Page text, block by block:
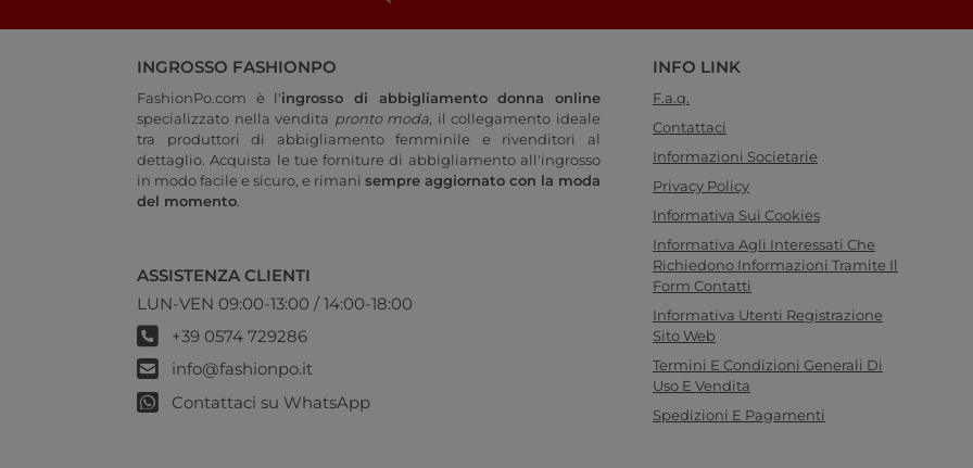
INGROSSO FASHIONPO
FashionPo.com è l'ingrosso di abbigliamento donna online
specializzato nella vendita pronto moda , il collegamento ideale
tra produttori di abbigliamento femminile e rivenditori al
dettaglio. Acquista le tue forniture di abbigliamento all'ingrosso
in modo facile e sicuro, e rimani sempre aggiornato con la moda
del momento
ASSISTENZA CLIENTI
LUN-VEN 09:00-13:00 / 14:00-18:00
+39 0574 729286
info@fashionpo.it
Contattaci su WhatsApp
INFO LINK
F.a.q.
Contattaci
Informazioni Societarie
Privacy Policy
Informativa Sui Cookies
Informativa Agli Interessati Che
Richiedono Informazioni Tramite Il
Form Contatti
Informativa Utenti Registrazione
Sito Web
Termini E Condizioni Generali Di
Uso E Vendita
Spedizioni E Pagamenti